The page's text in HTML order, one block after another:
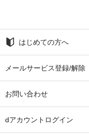
はじめての方へ
メールサービス登録/解除
お問い合わせ
dアカウントログイン